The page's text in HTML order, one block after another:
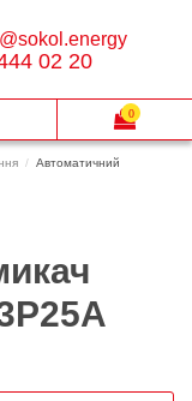
Автоматичний
02 20
0